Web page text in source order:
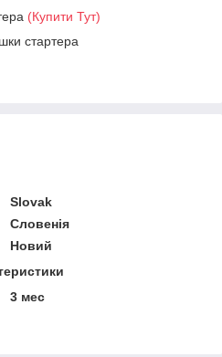
(Купити Тут)
стартера
Slovak
Словенія
Новий
3 мес